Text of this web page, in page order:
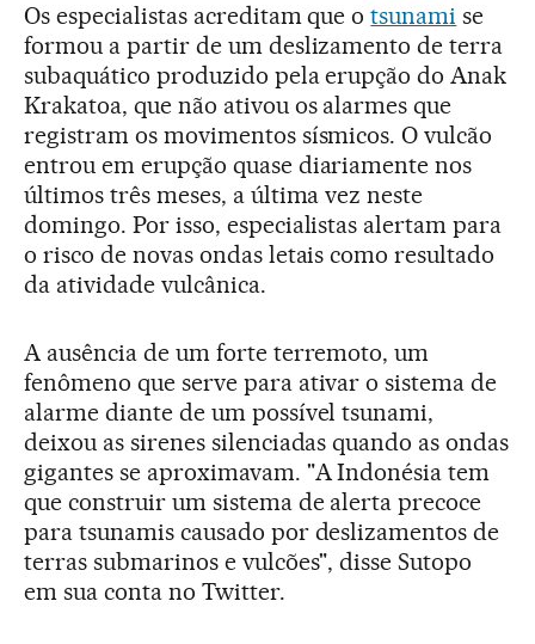
Os especialistas acreditam que otsunami se
formou a partir de um deslizamento de terra
subaquático produzido pela erupção do Anak
Krakatoa, que não ativou os alarmes que
registram os movimentos sísmicos. O vulcão
entrou em erupção quase diariamente nos
últimos três meses, a última vez neste
domingo. Por isso, especialistas alertam para
o risco de novas ondas letais como resultado
da atividade vulcânica.
A ausência de um forte terremoto, um
fenômeno que serve para ativar o sistema de
alarme diante de um possível tsunami,
deixou as sirenes silenciadas quando as ondas
gigantes se aproximavam. "A Indonésia tem
que construir um sistema de alerta precoce
para tsunamis causado por deslizamentos de
terras submarinos e vulcões", disse Sutopo
em sua conta no Twitter.